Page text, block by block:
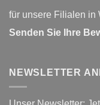
für unsere Filialen in
Senden Sie Ihre
NEWSLETTER